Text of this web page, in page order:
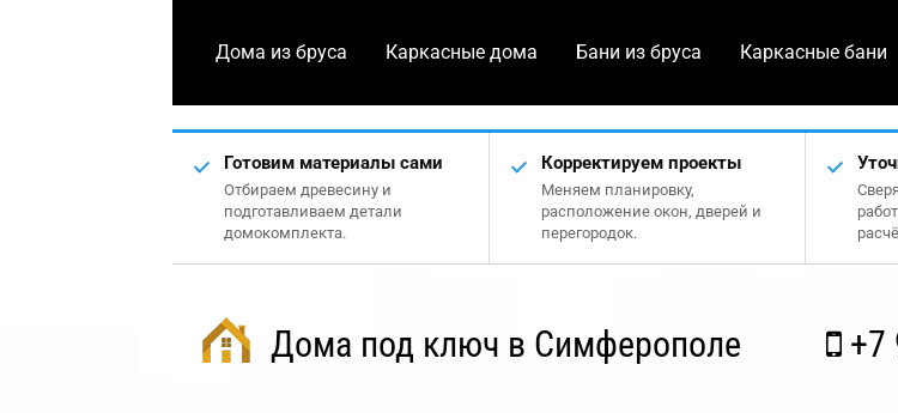
Дома из бруса Каркасные дома Бани из бруса Каркасные бани
Готовим материалы сами
Отбираем древесину и
подготавливаем детали
домокомплекта.
Корректируем проекты
Меняем планировку,
расположение окон, дверей и
перегородок.
Дома под ключ в Симферополе +7